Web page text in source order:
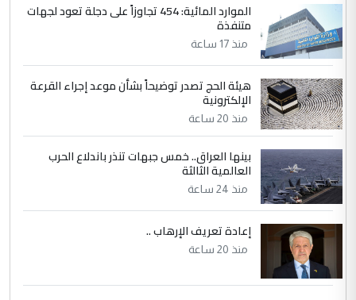
الموارد المائية: 454 تجاوزاً على دجلة تعود لجهات
متنفذة
منذ 17 ساعة
هيئة الحج تصدر توضيحاً بشأن موعد إجراء القرعة
الإلكترونية
منذ 20 ساعة
بينها العراق.. خمس جبهات تنذر باندلاع الحرب
العالمية الثالثة
منذ 24 ساعة
إعادة تعريف الإرهاب ..
منذ 20 ساعة